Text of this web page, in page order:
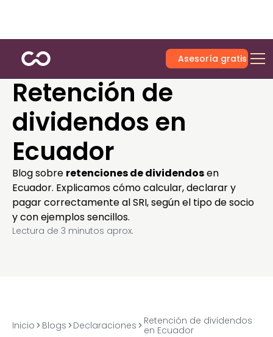
Asesoría gratis
Retención de
dividendos en
Ecuador
Blog sobre retenciones de dividendosen
Ecuador. Explicamos cómo calcular, declarar y
pagar correctamente al SRI, según el tipo de socio
y con ejemplos sencillos.
Lectura de 3 minutos aprox.
Inicio Blogs Declaraciones
Retención de dividendos
en Ecuador